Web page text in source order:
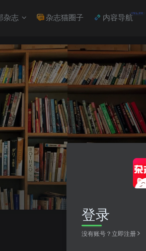
杂志 杂志猫圈子 内容导航NEW
登录
没有账号？立即注册